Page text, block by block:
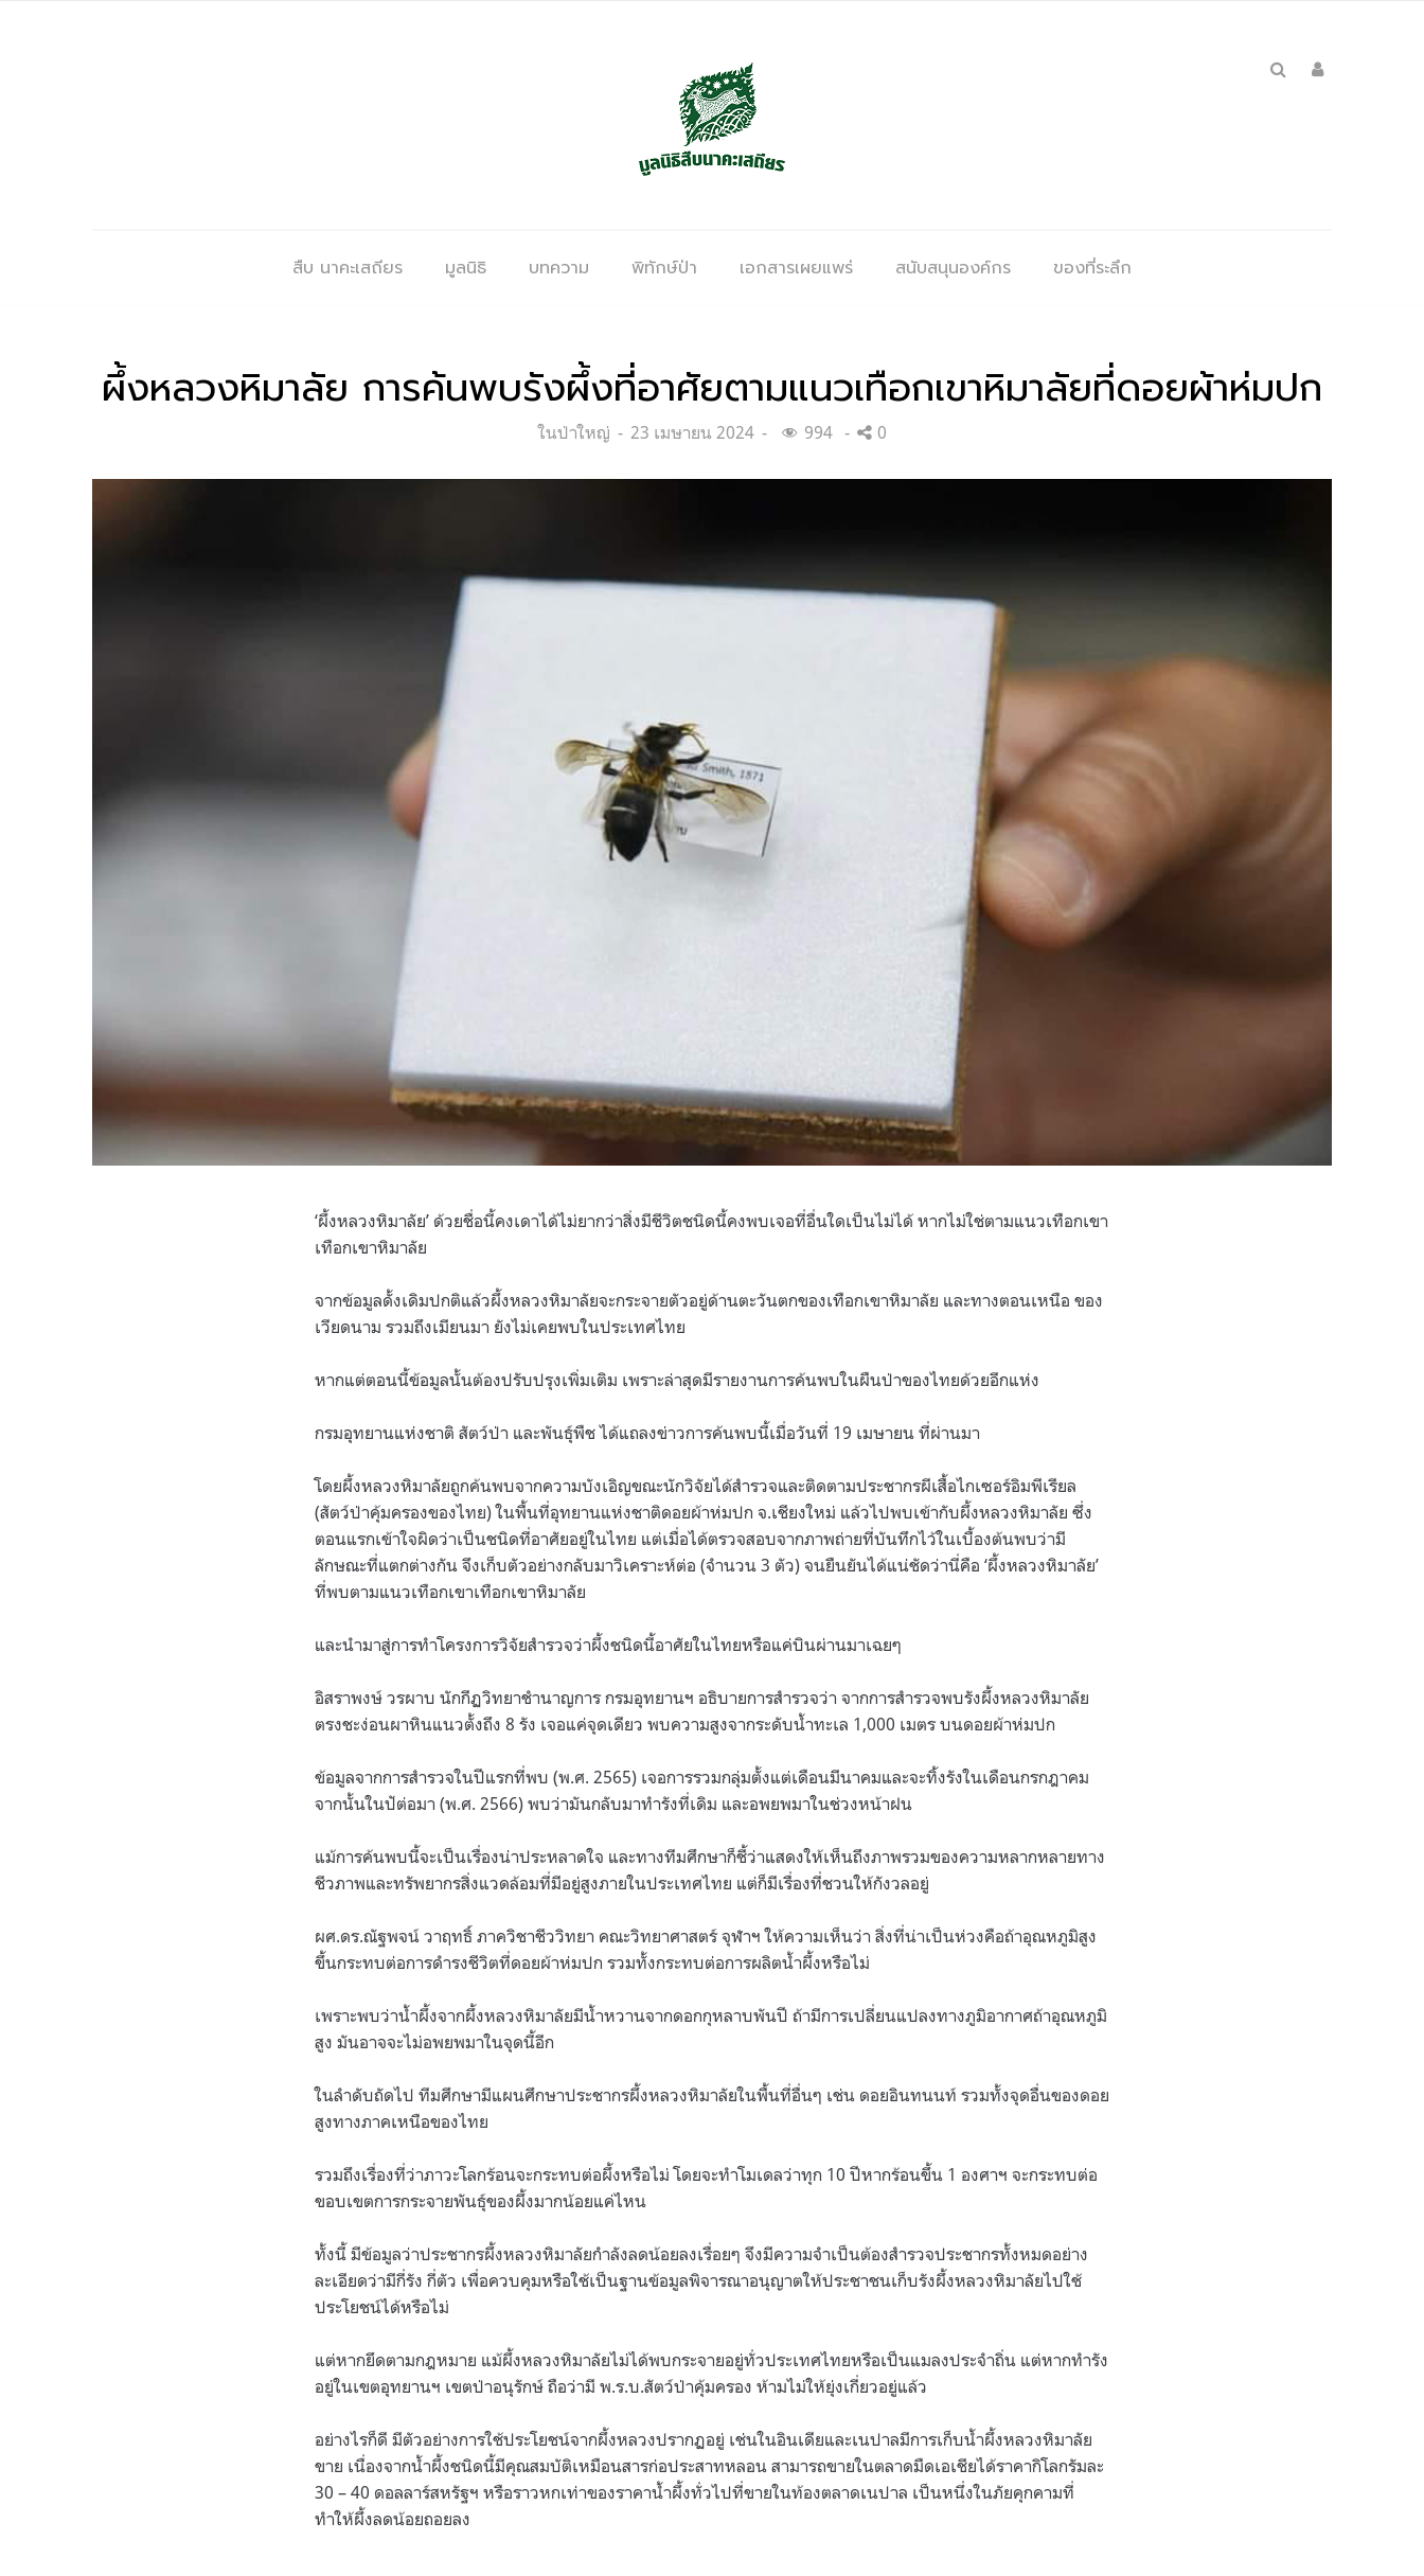
สืบ นาคะเสถียร มูลนิธิ บทความ พิทักษ์ป่า เอกสารเผยแพร่ สนับสนุนองค์กร ของที่ระลึก
ผึ้งหลวงหิมาลัย การค้นพบรังผึ้งที่อาศัยตามแนวเทือกเขาหิมาลัยที่ดอยผ้าห่มปก
Categories:
ในป่าใหญ่
Posted
23 เมษายน 2024 994 0
‘ผึ้งหลวงหิมาลัย’ ด้วยชื่อนี้คงเดาได้ไม่ยากว่าสิ่งมีชีวิตชนิดนี้คงพบเจอที่อื่นใดเป็นไม่ได้ หากไม่ใช่ตามแนวเทือกเขา
เทือกเขาหิมาลัย
จากข้อมูลดั้งเดิมปกติแล้วผึ้งหลวงหิมาลัยจะกระจายตัวอยู่ด้านตะวันตกของเทือกเขาหิมาลัย และทางตอนเหนือ ของ
เวียดนาม รวมถึงเมียนมา ยังไม่เคยพบในประเทศไทย
หากแต่ตอนนี้ข้อมูลนั้นต้องปรับปรุงเพิ่มเติม เพราะล่าสุดมีรายงานการค้นพบในผืนป่าของไทยด้วยอีกแห่ง
กรมอุทยานแห่งชาติ สัตว์ป่า และพันธุ์พืช ได้แถลงข่าวการค้นพบนี้เมื่อวันที่ 19 เมษายน ที่ผ่านมา
โดยผึ้งหลวงหิมาลัยถูกค้นพบจากความบังเอิญขณะนักวิจัยได้สำรวจและติดตามประชากรผีเสื้อไกเซอร์อิมพีเรียล
(สัตว์ป่าคุ้มครองของไทย) ในพื้นที่อุทยานแห่งชาติดอยผ้าห่มปก จ.เชียงใหม่ แล้วไปพบเข้ากับผึ้งหลวงหิมาลัย ซึ่ง
ตอนแรกเข้าใจผิดว่าเป็นชนิดที่อาศัยอยู่ในไทย แต่เมื่อได้ตรวจสอบจากภาพถ่ายที่บันทึกไว้ในเบื้องต้นพบว่ามี
ลักษณะที่แตกต่างกัน จึงเก็บตัวอย่างกลับมาวิเคราะห์ต่อ (จำนวน 3 ตัว) จนยืนยันได้แน่ชัดว่านี่คือ ‘ผึ้งหลวงหิมาลัย’
ที่พบตามแนวเทือกเขาเทือกเขาหิมาลัย
และนำมาสู่การทำโครงการวิจัยสำรวจว่าผึ้งชนิดนี้อาศัยในไทยหรือแค่บินผ่านมาเฉยๆ
อิสราพงษ์ วรผาบ นักกีฏวิทยาชำนาญการ กรมอุทยานฯ อธิบายการสำรวจว่า จากการสำรวจพบรังผึ้งหลวงหิมาลัย
ตรงชะง่อนผาหินแนวตั้งถึง 8 รัง เจอแค่จุดเดียว พบความสูงจากระดับน้ำทะเล 1,000 เมตร บนดอยผ้าห่มปก
ข้อมูลจากการสำรวจในปีแรกที่พบ (พ.ศ. 2565) เจอการรวมกลุ่มตั้งแต่เดือนมีนาคมและจะทิ้งรังในเดือนกรกฎาคม
จากนั้นในปัต่อมา (พ.ศ. 2566) พบว่ามันกลับมาทำรังที่เดิม และอพยพมาในช่วงหน้าฝน
แม้การค้นพบนี้จะเป็นเรื่องน่าประหลาดใจ และทางทีมศึกษาก็ชี้ว่าแสดงให้เห็นถึงภาพรวมของความหลากหลายทาง
ชีวภาพและทรัพยากรสิ่งแวดล้อมที่มีอยู่สูงภายในประเทศไทย แต่ก็มีเรื่องที่ชวนให้กังวลอยู่
ผศ.ดร.ณัฐพจน์ วาฤทธิ์ ภาควิชาชีววิทยา คณะวิทยาศาสตร์ จุฬาฯ ให้ความเห็นว่า สิ่งที่น่าเป็นห่วงคือถ้าอุณหภูมิสูง
ขึ้นกระทบต่อการดำรงชีวิตที่ดอยผ้าห่มปก รวมทั้งกระทบต่อการผลิตน้ำผึ้งหรือไม่
เพราะพบว่าน้ำผึ้งจากผึ้งหลวงหิมาลัยมีน้ำหวานจากดอกกุหลาบพันปี ถ้ามีการเปลี่ยนแปลงทางภูมิอากาศถ้าอุณหภูมิ
สูง มันอาจจะไม่อพยพมาในจุดนี้อีก
ในลำดับถัดไป ทีมศึกษามีแผนศึกษาประชากรผึ้งหลวงหิมาลัยในพื้นที่อื่นๆ เช่น ดอยอินทนนท์ รวมทั้งจุดอื่นของดอย
สูงทางภาคเหนือของไทย
รวมถึงเรื่องที่ว่าภาวะโลกร้อนจะกระทบต่อผึ้งหรือไม่ โดยจะทำโมเดลว่าทุก 10 ปีหากร้อนขึ้น 1 องศาฯ จะกระทบต่อ
ขอบเขตการกระจายพันธุ์ของผึ้งมากน้อยแค่ไหน
ทั้งนี้ มีข้อมูลว่าประชากรผึ้งหลวงหิมาลัยกำลังลดน้อยลงเรื่อยๆ จึงมีความจำเป็นต้องสำรวจประชากรทั้งหมดอย่าง
ละเอียดว่ามีกี่รัง กี่ตัว เพื่อควบคุมหรือใช้เป็นฐานข้อมูลพิจารณาอนุญาตให้ประชาชนเก็บรังผึ้งหลวงหิมาลัยไปใช้
ประโยชน์ได้หรือไม่
แต่หากยึดตามกฎหมาย แม้ผึ้งหลวงหิมาลัยไม่ได้พบกระจายอยู่ทั่วประเทศไทยหรือเป็นแมลงประจำถิ่น แต่หากทำรัง
อยู่ในเขตอุทยานฯ เขตป่าอนุรักษ์ ถือว่ามี พ.ร.บ.สัตว์ป่าคุ้มครอง ห้ามไม่ให้ยุ่งเกี่ยวอยู่แล้ว
อย่างไรก็ดี มีตัวอย่างการใช้ประโยชน์จากผึ้งหลวงปรากฏอยู่ เช่นในอินเดียและเนปาลมีการเก็บน้ำผึ้งหลวงหิมาลัย
ขาย เนื่องจากน้ำผึ้งชนิดนี้มีคุณสมบัติเหมือนสารก่อประสาทหลอน สามารถขายในตลาดมืดเอเชียได้ราคากิโลกรัมละ
30 – 40 ดอลลาร์สหรัฐฯ หรือราวหกเท่าของราคาน้ำผึ้งทั่วไปที่ขายในท้องตลาดเนปาล เป็นหนึ่งในภัยคุกคามที่
ทำให้ผึ้งลดน้อยถอยลง